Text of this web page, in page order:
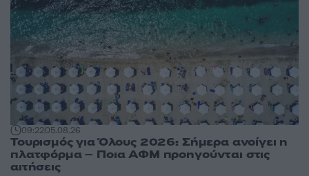
09:2205.08.26
Τουρισμός για Όλους 2026: Σήμερα ανοίγει η
πλατφόρμα – Ποια ΑΦΜ προηγούνται στις
αιτήσεις